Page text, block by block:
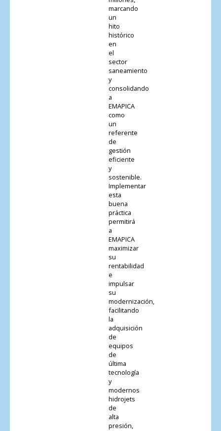
marcando
un
hito
histórico
en
el
sector
saneamiento
y
consolidando
a
EMAPICA
como
un
referente
de
gestión
eficiente
y
sostenible.
Implementar
esta
buena
práctica
permitirá
a
EMAPICA
maximizar
su
rentabilidad
e
impulsar
su
modernización,
facilitando
la
adquisición
de
equipos
de
última
tecnología
y
modernos
hidrojets
de
alta
presión,